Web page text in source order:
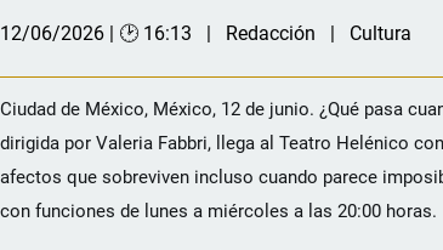
12/06/2026 | 🕑 16:13 Redacción Cultura
Ciudad de México, México, 12 de junio. ¿Qué pasa
dirigida por Valeria Fabbri, llega al Teatro Helénico
afectos que sobreviven incluso cuando parece
con funciones de lunes a miércoles a las 20:00 horas.